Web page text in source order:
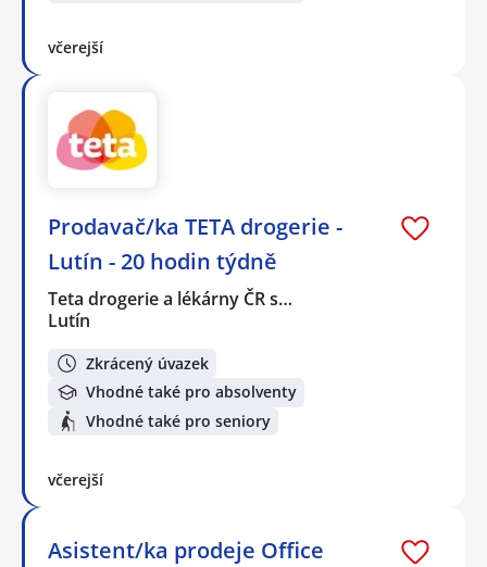
včerejší
Prodavač/ka TETA drogerie -
Lutín - 20 hodin týdně
Teta drogerie a lékárny ČR s…
Lutín
Zkrácený úvazek
Vhodné také pro absolventy
Vhodné také pro seniory
včerejší
Asistent/ka prodeje Office